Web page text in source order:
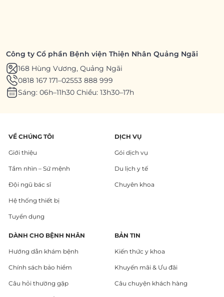
Công ty Cổ phần Bệnh viện Thiện Nhân Quảng Ngãi
168 Hùng Vương, Quảng Ngãi
0818 167 171–02553 888 999
Sáng: 06h–11h30 Chiều: 13h30–17h
VỀ CHÚNG TÔI
Giới thiệu
Tầm nhìn – Sứ mệnh
Đội ngũ bác sĩ
Hệ thống thiết bị
Tuyển dụng
DỊCH VỤ
Gói dịch vụ
Du lịch y tế
Chuyên khoa
DÀNH CHO BỆNH NHÂN
Hướng dẫn khám bệnh
Chính sách bảo hiểm
Câu hỏi thường gặp
BẢN TIN
Kiến thức y khoa
Khuyến mãi & Ưu đãi
Câu chuyện khách hàng